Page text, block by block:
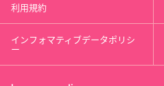
利用規約
インフォマティブデータポリシ
ー